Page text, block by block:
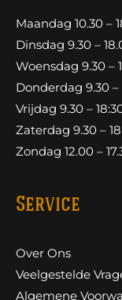
Maandag 10.30 –
Dinsdag 9.30 –
Woensdag 9.30 –
Donderdag 9.30 –
Vrijdag 9.30 –
Zaterdag 9.30 –
Zondag 12.00 –
Service
Over Ons
Veelgestelde
Algemene